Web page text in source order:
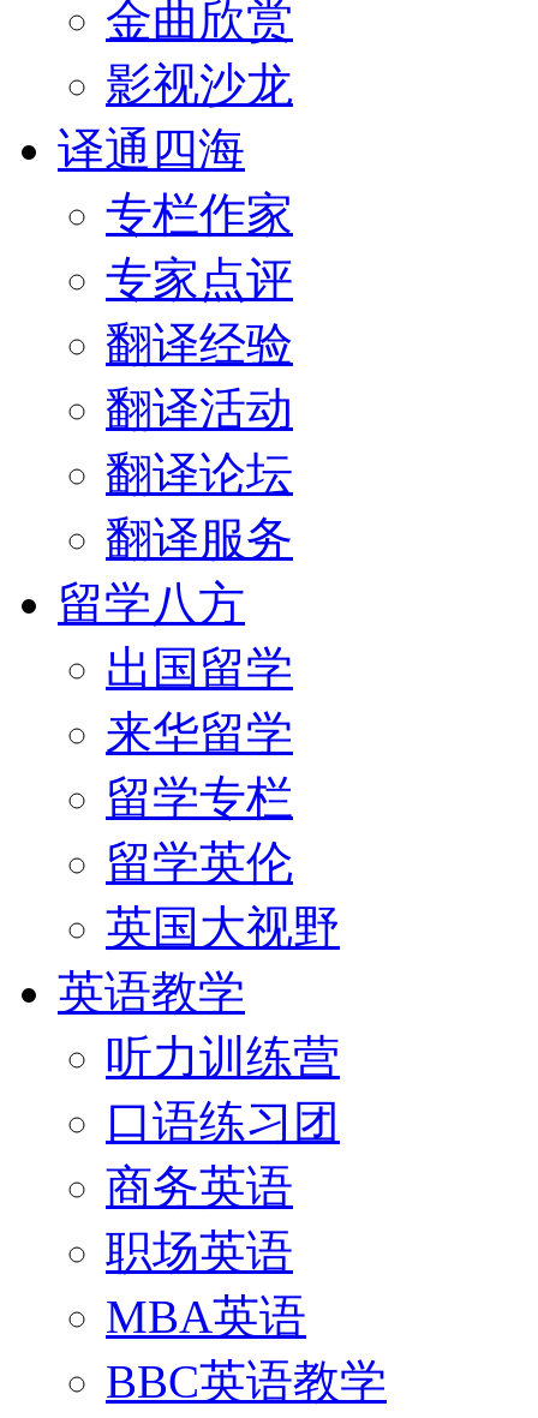
金曲欣赏
影视沙龙
译通四海
专栏作家
专家点评
翻译经验
翻译活动
翻译论坛
翻译服务
留学八方
出国留学
来华留学
留学专栏
留学英伦
英国大视野
英语教学
听力训练营
口语练习团
商务英语
职场英语
MBA英语
BBC英语教学